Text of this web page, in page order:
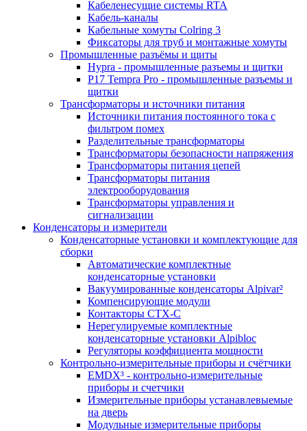
Кабеленесущие системы RTA
Кабель-каналы
Кабельные хомуты Colring 3
Фиксаторы для труб и монтажные хомуты
Промышленные разъёмы и щиты
Hypra - промышленные разъемы и щитки
P17 Tempra Pro - промышленные разъемы и
щитки
Трансформаторы и источники питания
Источники питания постоянного тока с
фильтром помех
Разделительные трансформаторы
Трансформаторы безопасности напряжения
Трансформаторы питания цепей
Трансформаторы питания
электрооборудования
Трансформаторы управления и
сигнализации
Конденсаторы и измерители
Конденсаторные установки и комплектующие для
сборки
Автоматические комплектные
конденсаторные установки
Вакуумированные конденсаторы Alpivar²
Компенсирующие модули
Контакторы CTX-C
Нерегулируемые комплектные
конденсаторные установки Alpibloc
Регуляторы коэффициента мощности
Контрольно-измерительные приборы и счётчики
EMDX³ - контрольно-измерительные
приборы и счетчики
Измерительные приборы устанавлевыемые
на дверь
Модульные измерительные приборы